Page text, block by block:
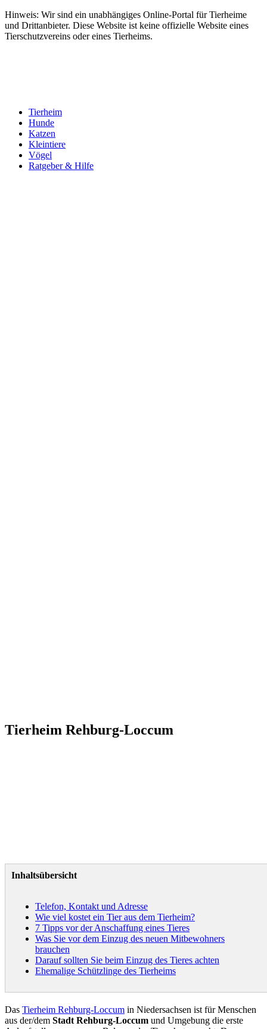
Hinweis: Wir sind ein unabhängiges Online-Portal für Tierheime
und Drittanbieter. Diese Website ist keine offizielle Website eines
Tierschutzvereins oder eines Tierheims.
Tierheim
Hunde
Katzen
Kleintiere
Vögel
Ratgeber & Hilfe
Tierheim Rehburg-Loccum
Inhaltsübersicht
Telefon, Kontakt und Adresse
Wie viel kostet ein Tier aus dem Tierheim?
7 Tipps vor der Anschaffung eines Tieres
Was Sie vor dem Einzug des neuen Mitbewohners
brauchen
Darauf sollten Sie beim Einzug des Tieres achten
Ehemalige Schützlinge des Tierheims
Das Tierheim Rehburg-Loccum in Niedersachsen ist für Menschen
aus der/dem Stadt Rehburg-Loccum und Umgebung die erste